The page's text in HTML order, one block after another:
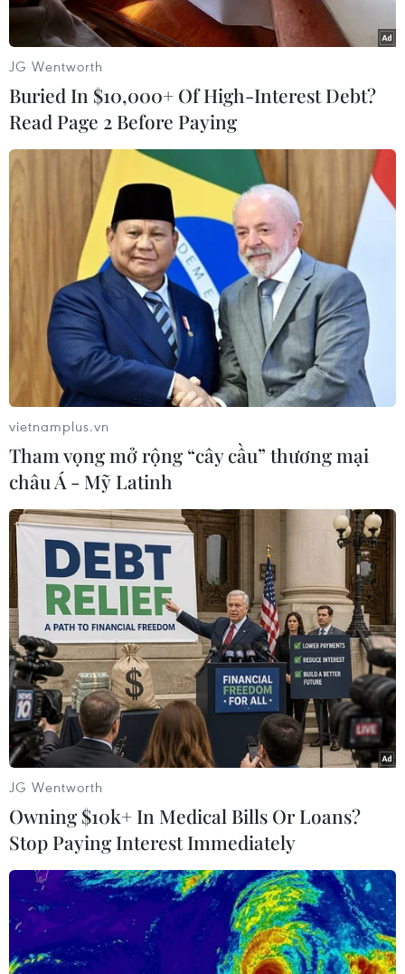
Fatima là một họa sỹ chuyên vẽ body painting trong 14 năm.
(Nguồn: Caters News Agency)
Khi cảm thấy quá nhàm chán với những hình thức vẽ body
painting thông thường, cô đã nghĩ tới những bà bầu. (Nguồn:
Caters News Agency)
JG Wentworth
Buried In $10,000+ Of High-Interest Debt?
Read Page 2 Before Paying
vietnamplus.vn
Tham vọng mở rộng “cây cầu” thương mại
châu Á - Mỹ Latinh
JG Wentworth
Owning $10k+ In Medical Bills Or Loans?
Stop Paying Interest Immediately